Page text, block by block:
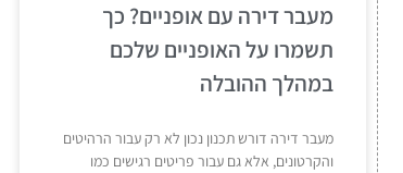
מעבר דירה עם אופניים? כך
תשמרו על האופניים שלכם
במהלך ההובלה
מעבר דירה דורש תכנון נכון לא רק עבור הרהיטים
והקרטונים, אלא גם עבור פריטים רגישים כמו